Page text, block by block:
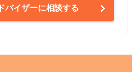
バイザーに相談する